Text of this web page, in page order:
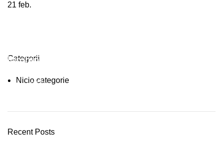
21 feb.
Categorii
Nicio categorie
Recent Posts
Plumbing Install Discount
03 Nov – 03 Dec